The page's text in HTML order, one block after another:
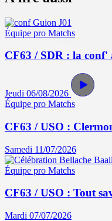
Équipe pro Matchs
CF63 / SDR : la conf'
Jeudi 06/08/2026
Équipe pro Matchs
CF63 / USO :
Samedi 11/07/2026
Équipe pro Matchs
CF63 / USO : Tout
Mardi 07/07/2026